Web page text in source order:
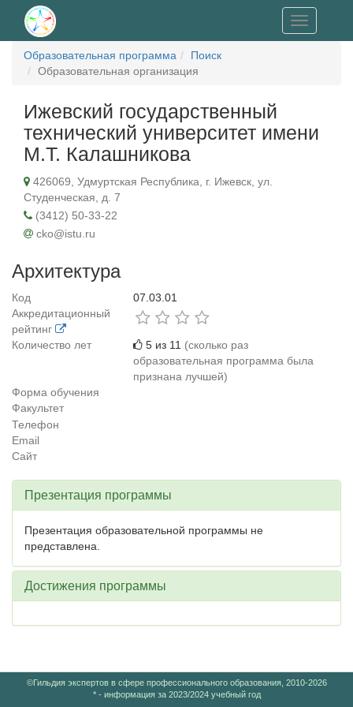
Toggle
navigation
Образовательная программа
Поиск
Образовательная организация
Ижевский государственный
технический университет имени
М.Т. Калашникова
426069, Удмуртская Республика, г. Ижевск, ул.
Студенческая, д. 7
(3412) 50-33-22
cko@istu.ru
Архитектура
Код
07.03.01
Аккредитационный
рейтинг
Количество лет
5 из 11 (сколько раз
образовательная программа была
признана лучшей)
Форма обучения
Факультет
Телефон
Email
Сайт
Презентация программы
Презентация образовательной программы не
представлена.
Достижения программы
©Гильдия экспертов в сфере профессионального образования, 2010-2026
* - информация за 2023/2024 учебный год